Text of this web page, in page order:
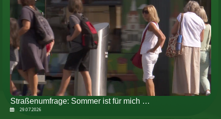
Straßenumfrage: Sommer ist für mich …
29.07.2026